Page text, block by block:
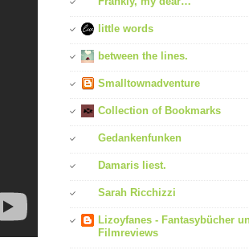
little words
between the lines.
Smalltownadventure
Collection of Bookmarks
Gedankenfunken
Damaris liest.
Sarah Ricchizzi
Lizoyfanes - Fantasybücher
Filmreviews